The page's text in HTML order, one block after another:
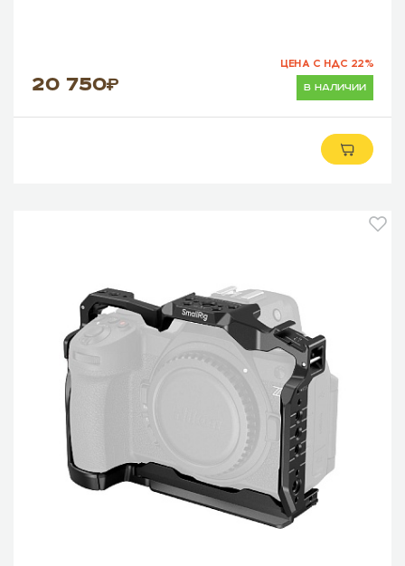
20 750 в наличии
ЦЕНА С НДС 22%